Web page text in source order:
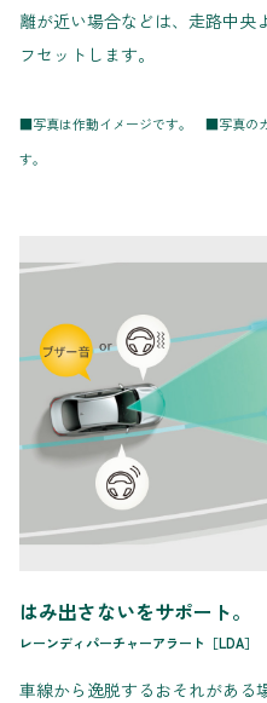
離が近い場合などは、走路中央
フセットします。
■写真は作動イメージです。 ■写真の
す。
はみ出さないをサポート。
レーンディパーチャーアラート［LDA］
車線から逸脱するおそれがある